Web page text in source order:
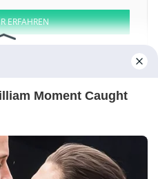
ERFAHREN
Jones NASDAQ 100 Nikkei 225
Aktien:
DCM Shriram Fine Chemicals
M Evo Global Acquisition a
Moment Caught